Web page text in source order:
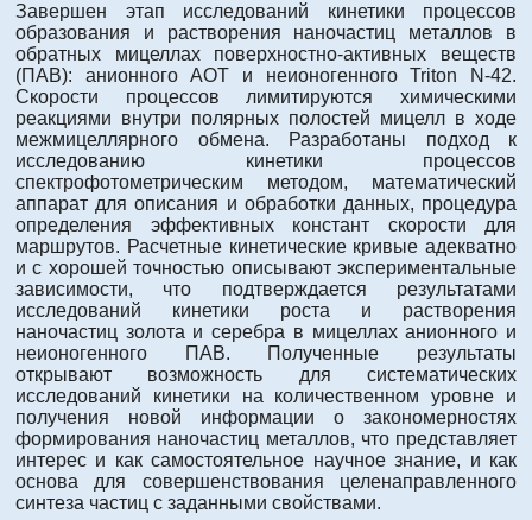
Завершен этап исследований кинетики процессов
образования и растворения наночастиц металлов в
обратных мицеллах поверхностно-активных веществ
(ПАВ): анионного АОТ и неионогенного Triton N-42.
Скорости процессов лимитируются химическими
реакциями внутри полярных полостей мицелл в ходе
межмицеллярного обмена. Разработаны подход к
исследованию кинетики процессов
спектрофотометрическим методом, математический
аппарат для описания и обработки данных, процедура
определения эффективных констант скорости для
маршрутов. Расчетные кинетические кривые адекватно
и с хорошей точностью описывают экспериментальные
зависимости, что подтверждается результатами
исследований кинетики роста и растворения
наночастиц золота и серебра в мицеллах анионного и
неионогенного ПАВ. Полученные результаты
открывают возможность для систематических
исследований кинетики на количественном уровне и
получения новой информации о закономерностях
формирования наночастиц металлов, что представляет
интерес и как самостоятельное научное знание, и как
основа для совершенствования целенаправленного
синтеза частиц с заданными свойствами.